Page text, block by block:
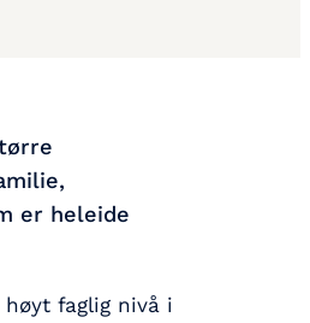
er heleide
faglig nivå i